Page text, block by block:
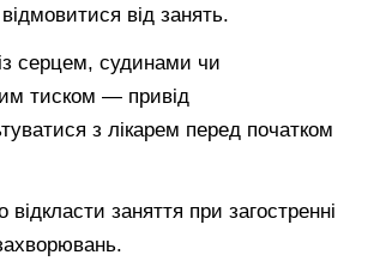
від занять.
серцем, судинами чи
тиском — привід
з лікарем перед початком
відкласти заняття при загостренні